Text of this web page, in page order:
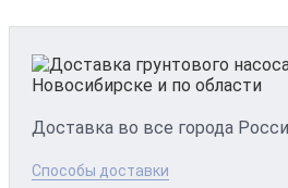
Доставка во все города
Способы доставки